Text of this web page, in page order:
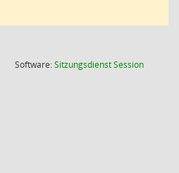
Software:SitzungsdienstSession(Wird in